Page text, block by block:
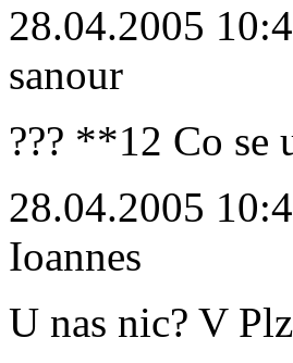
28.04.2005
sanour
??? **12 Co se
28.04.2005
Ioannes
U nas nic? V